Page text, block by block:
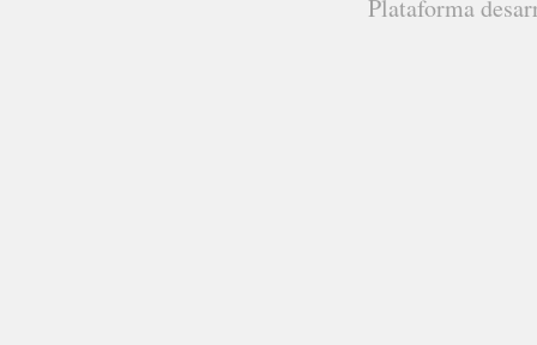
Plataforma